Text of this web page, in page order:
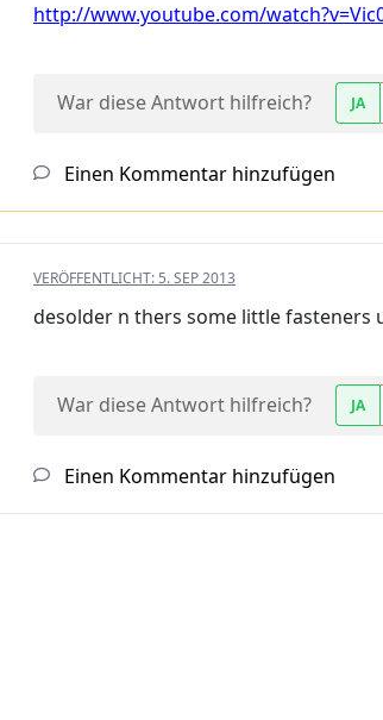
http://www.youtube.com/
War diese Antwort hilfreich? JA
Einen Kommentar hinzufügen
VERÖFFENTLICHT: 5. SEP 2013
desolder n thers some little fasteners
War diese Antwort hilfreich? JA
Einen Kommentar hinzufügen